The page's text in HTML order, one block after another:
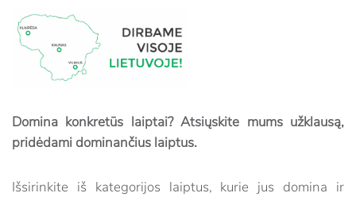
Domina konkretūs laiptai? Atsiųskite mums užklausą,
pridėdami dominančius laiptus.
Išsirinkite iš kategorijos laiptus, kurie jus domina ir